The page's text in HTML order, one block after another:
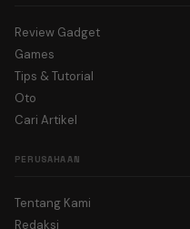
Review Gadget
Games
Tips & Tutorial
Oto
Cari Artikel
PERUSAHAAN
Tentang Kami
Redaksi